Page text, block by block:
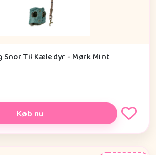
Snor Til Kæledyr - Mørk Mint
Køb nu